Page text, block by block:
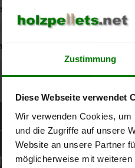
Zustimmung
Diese Webseite verwendet
Wir verwenden Cookies,
und die Zugriffe auf unsere
Website an unsere Partner
möglicherweise mit
gibt es?
die Lieferzeit der Pellets?
APP
Sie schon